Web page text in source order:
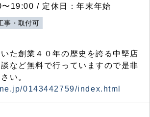
19:00 / 定休日：年末年始
事・取付可
た創業４０年の歴史を誇る中堅店
など無料で行っていますので是非
い。
0143442759/index.html